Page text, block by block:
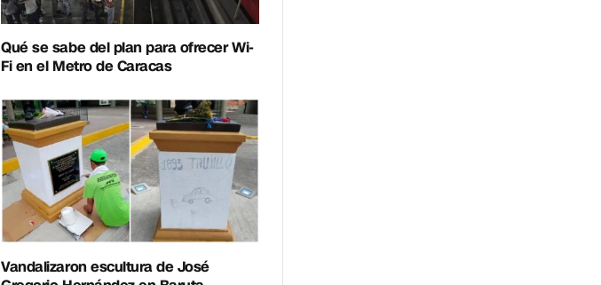
Qué se sabe del plan para ofrecer Wi-
Fi en el Metro de Caracas
Vandalizaron escultura de José